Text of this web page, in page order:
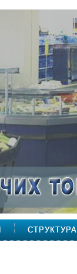
СТРУКТУРА